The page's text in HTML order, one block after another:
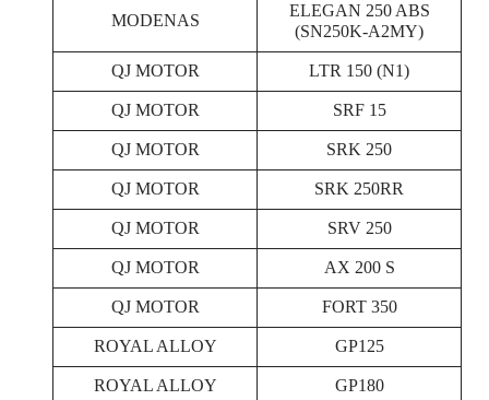
MODENAS
ELEGAN 250 ABS
(SN250K-A2MY)
QJ MOTOR
LTR 150 (N1)
QJ MOTOR
SRF 15
QJ MOTOR
SRK 250
QJ MOTOR
SRK 250RR
QJ MOTOR
SRV 250
QJ MOTOR
AX 200 S
QJ MOTOR
FORT 350
ROYAL ALLOY
GP125
ROYAL ALLOY
GP180